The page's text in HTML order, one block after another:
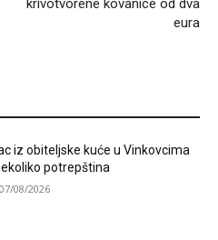
krivotvorene kovanice od dva
eura
iz obiteljske kuće u Vinkovcima
potrepština
07/08/2026